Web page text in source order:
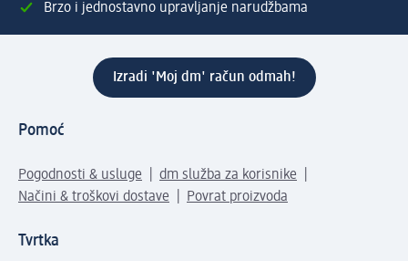
Brzo i jednostavno upravljanje narudžbama
Izradi 'Moj dm' račun odmah!
Pomoć
Pogodnosti & usluge
dm služba za korisnike
Načini & troškovi dostave
Povrat proizvoda
Tvrtka